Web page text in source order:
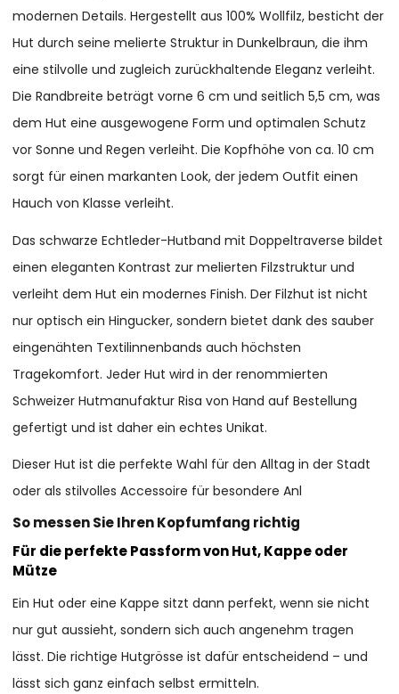
modernen Details. Hergestellt aus 100% Wollfilz, besticht der
Hut durch seine melierte Struktur in Dunkelbraun, die ihm
eine stilvolle und zugleich zurückhaltende Eleganz verleiht.
Die Randbreite beträgt vorne 6 cm und seitlich 5,5 cm, was
dem Hut eine ausgewogene Form und optimalen Schutz
vor Sonne und Regen verleiht. Die Kopfhöhe von ca. 10 cm
sorgt für einen markanten Look, der jedem Outfit einen
Hauch von Klasse verleiht.
Das schwarze Echtleder-Hutband mit Doppeltraverse bildet
einen eleganten Kontrast zur melierten Filzstruktur und
verleiht dem Hut ein modernes Finish. Der Filzhut ist nicht
nur optisch ein Hingucker, sondern bietet dank des sauber
eingenähten Textilinnenbands auch höchsten
Tragekomfort. Jeder Hut wird in der renommierten
Schweizer Hutmanufaktur Risa von Hand auf Bestellung
gefertigt und ist daher ein echtes Unikat.
Dieser Hut ist die perfekte Wahl für den Alltag in der Stadt
oder als stilvolles Accessoire für besondere Anl
So messen Sie Ihren Kopfumfang richtig
Für die perfekte Passform von Hut, Kappe oder
Mütze
Ein Hut oder eine Kappe sitzt dann perfekt, wenn sie nicht
nur gut aussieht, sondern sich auch angenehm tragen
lässt. Die richtige Hutgrösse ist dafür entscheidend – und
lässt sich ganz einfach selbst ermitteln.